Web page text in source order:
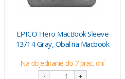
EPICO Hero MacBook Sleeve
13/14 Gray, Obal na Macbook
Na objednanie do 7 prac. dní
- +